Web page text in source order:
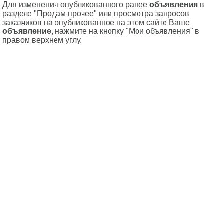
Для изменения опубликованного ранее объявления в
разделе "Продам прочее" или просмотра запросов
заказчиков на опубликованное на этом сайте Ваше
объявление, нажмите на кнопку "Мои объявления" в
правом верхнем углу.